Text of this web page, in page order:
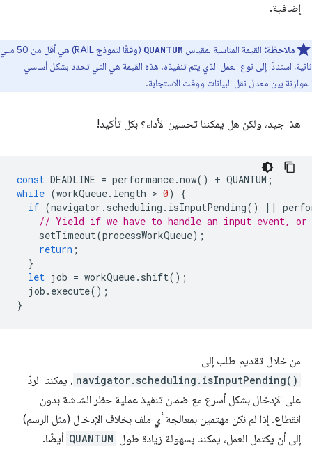
إضافية.
ملاحظة: القيمة المناسبة لمقياس QUANTUM (وفقًا لنموذج RAIL
) هي أقل من 50 ملي
ثانية، استنادًا إلى نوع العمل الذي يتم تنفيذه. هذه القيمة هي التي تحدد بشكل أساسي
الموازنة بين معدل نقل البيانات ووقت الاستجابة.
هذا جيد، ولكن هل يمكننا تحسين الأداء؟ بكل تأكيد!
const DEADLINE = performance.now() + QUANTUM ;
while (workQueue. length > 0)
{
if (navigator . scheduling . isInputPending() ||
// Yield if we have to handle an input event,
setTimeout(processWorkQueue);
return ;
}
let job = workQueue. shift();
job . execute();
}
من خلال تقديم طلب إلى
navigator.scheduling.isInputPending() ، يمكننا الردّ
على الإدخال بشكل أسرع مع ضمان تنفيذ عملية حظر الشاشة بدون
انقطاع. إذا لم نكن مهتمين بمعالجة أي ملف بخلاف الإدخال (مثل الرسم)
إلى أن يكتمل العمل، يمكننا بسهولة زيادة طول QUANTUM أيضًا.